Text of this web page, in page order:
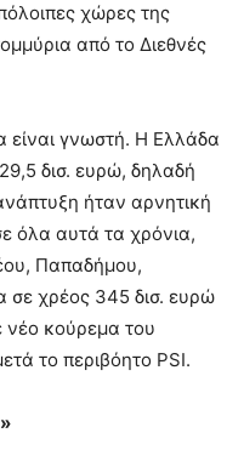
χώρες της
από το Διεθνές
είναι γνωστή. Η Ελλάδα
δισ. ευρώ, δηλαδή
ήταν αρνητική
όλα αυτά τα χρόνια,
Παπαδήμου,
σε χρέος 345 δισ. ευρώ
νέο κούρεμα του
το περιβόητο PSI.